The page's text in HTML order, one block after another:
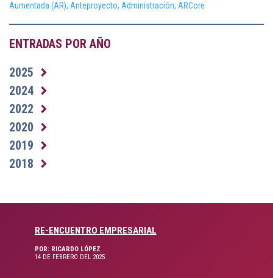
Aumentada (AR), Anteproyecto, Administración, ARCore
ENTRADAS POR AÑO
2025
2024
2022
2020
2019
2018
RE-ENCUENTRO EMPRESARIAL
POR: RICARDO LÓPEZ
14 DE FEBRERO DEL 2025